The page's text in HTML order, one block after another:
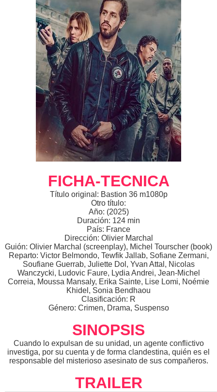
FICHA-TECNICA
Título original: Bastion 36 m1080p
Otro título:
Año: (2025)
Duración: 124 min
País: France
Dirección: Olivier Marchal
Guión: Olivier Marchal (screenplay), Michel Tourscher (book)
Reparto: Victor Belmondo, Tewfik Jallab, Sofiane Zermani,
Soufiane Guerrab, Juliette Dol, Yvan Attal, Nicolas
Wanczycki, Ludovic Faure, Lydia Andrei, Jean-Michel
Correia, Moussa Mansaly, Erika Sainte, Lise Lomi, Noémie
Khidel, Sonia Bendhaou
Clasificación: R
Género: Crimen, Drama, Suspenso
SINOPSIS
Cuando lo expulsan de su unidad, un agente conflictivo
investiga, por su cuenta y de forma clandestina, quién es el
responsable del misterioso asesinato de sus compañeros.
TRAILER